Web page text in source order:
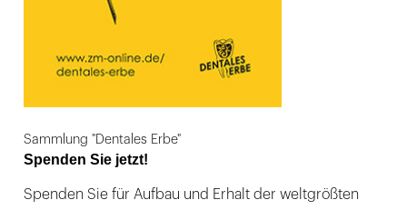
Sammlung "Dentales Erbe"
Spenden Sie jetzt!
Spenden Sie für Aufbau und Erhalt der weltgrößten